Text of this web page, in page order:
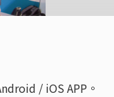
/ iOS APP。